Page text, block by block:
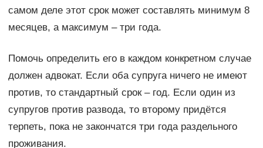
самом деле этот срок может составлять минимум 8
месяцев, а максимум – три года.
Помочь определить его в каждом конкретном случае
должен адвокат. Если оба супруга ничего не имеют
против, то стандартный срок – год. Если один из
супругов против развода, то второму придётся
терпеть, пока не закончатся три года раздельного
проживания.